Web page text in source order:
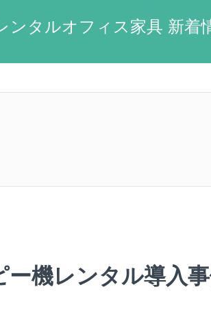
ンタルオフィス家具 新着
ー機レンタル導入